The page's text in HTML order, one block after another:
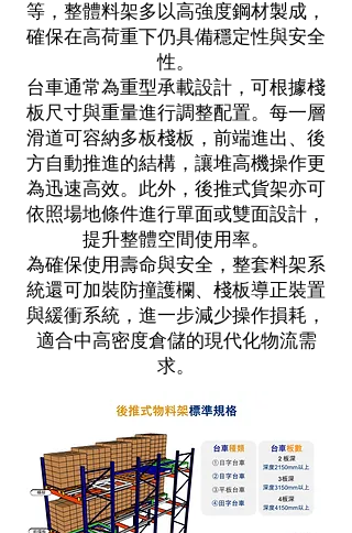
等，整體料架多以高強度鋼材製成，
確保在高荷重下仍具備穩定性與安全
性。
台車通常為重型承載設計，可根據棧
板尺寸與重量進行調整配置。每一層
滑道可容納多板棧板，前端進出、後
方自動推進的結構，讓堆高機操作更
為迅速高效。此外，後推式貨架亦可
依照場地條件進行單面或雙面設計，
提升整體空間使用率。
為確保使用壽命與安全，整套料架系
統還可加裝防撞護欄、棧板導正裝置
與緩衝系統，進一步減少操作損耗，
適合中高密度倉儲的現代化物流需
求。